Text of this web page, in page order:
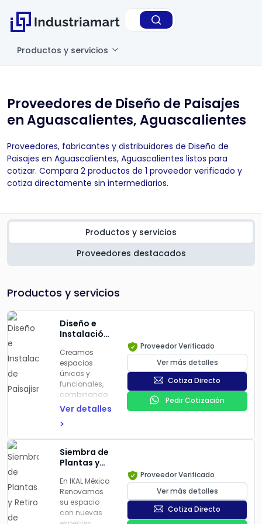
Productos y servicios
Proveedores de Diseño de Paisajes
en Aguascalientes, Aguascalientes
Proveedores, fabricantes y distribuidores de Diseño de
Paisajes en Aguascalientes, Aguascalientes listos para
cotizar. Compara 2 productos de 1 proveedor verificado y
cotiza directamente sin intermediarios.
Productos y servicios
Proveedores destacados
Productos y servicios
Diseño e
Instalación
Paisajismo
Creamos
espacios
únicos y
funcionales,
combinando
diseño
la selección
estratégica de
plantas y
elementos
decorativos.
Ver detalles
>
Proveedor Verificado
Ver más detalles
Cotiza Directo
Pedir Cotización
Siembra de
Plantas y
Árboles
En IKAL México
Renovamos
su espacio
con nuevas
Proveedor Verificado
Ver más detalles
Cotiza Directo